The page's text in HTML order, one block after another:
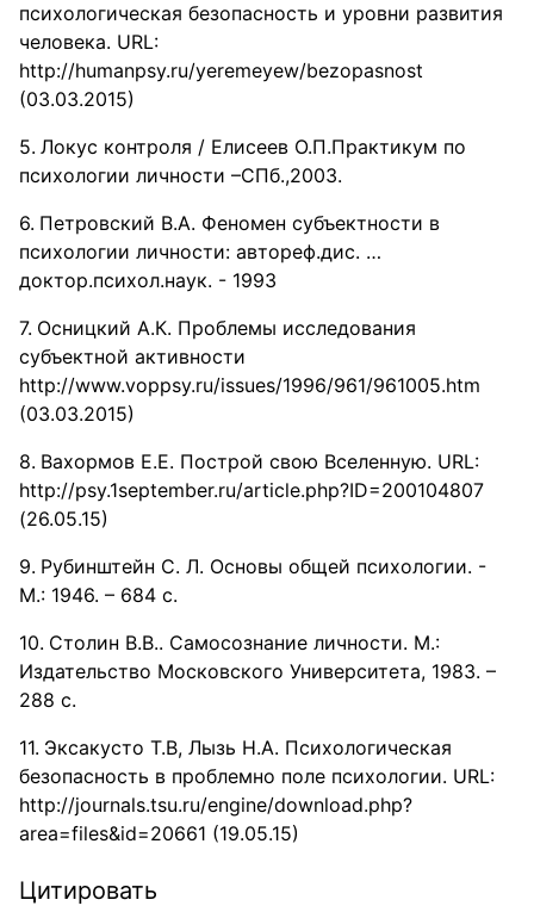
психологическая безопасность и уровни развития
человека. URL:
http://humanpsy.ru/yeremeyew/bezopasnost
(03.03.2015)
Локус контроля / Елисеев О.П.Практикум по
психологии личности –СПб.,2003.
Петровский В.А. Феномен субъектности в
психологии личности: автореф.дис. …
доктор.психол.наук. - 1993
Осницкий А.К. Проблемы исследования
субъектной активности
http://www.voppsy.ru/issues/1996/961/961005.htm
(03.03.2015)
Вахормов Е.Е. Построй свою Вселенную. URL:
http://psy.1september.ru/article.php?ID=200104807
(26.05.15)
Рубинштейн С. Л. Основы общей психологии. -
М.: 1946. – 684 с.
Столин В.В.. Самосознание личности. М.:
Издательство Московского Университета, 1983. –
288 с.
Эксакусто Т.В, Лызь Н.А. Психологическая
безопасность в проблемно поле психологии. URL:
http://journals.tsu.ru/engine/download.php?
area=files&id=20661 (19.05.15)
Цитировать